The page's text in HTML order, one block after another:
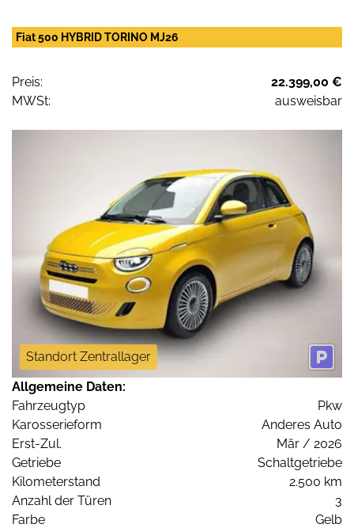
Fiat 500 HYBRID TORINO MJ26
Preis:
22.399,00 €
MWSt:
ausweisbar
Standort Zentrallager
Allgemeine Daten:
Fahrzeugtyp
Pkw
Karosserieform
Anderes Auto
Erst-Zul.
Mär / 2026
Getriebe
Schaltgetriebe
Kilometerstand
2.500 km
Anzahl der Türen
3
Farbe
Gelb